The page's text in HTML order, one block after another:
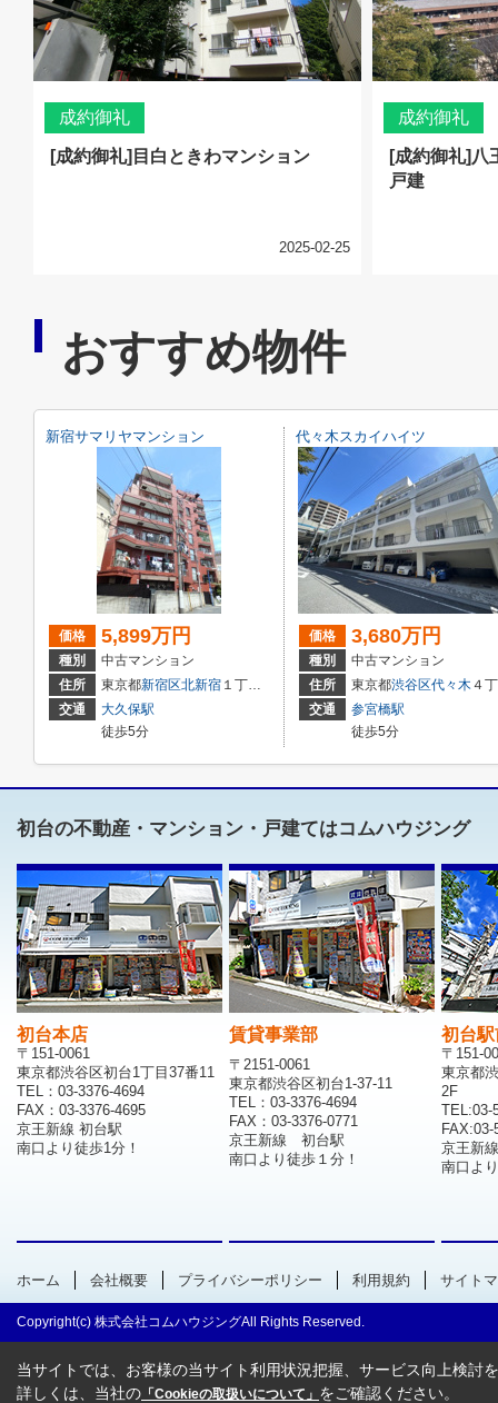
成約御礼
[成約御礼]目白ときわマンション
2025-02-25
成約御礼
[成約御礼]八
戸建
おすすめ物件
新宿サマリヤマンション
価格 5,899万円
種別
中古マンション
住所
東京都新宿区北新宿 １丁目28-15
交通
大久保駅
徒歩5分
代々木スカイハイツ
価格 3,680万円
種別
中古マンション
住所
東京都渋谷区代々木 ４丁目23-5
交通
参宮橋駅
徒歩5分
初台の不動産・マンション・戸建てはコムハウジング
初台本店
〒151-0061
東京都渋谷区初台1丁目37番11
TEL：03-3376-4694
FAX：03-3376-4695
京王新線 初台駅
南口より徒歩1分！
賃貸事業部
〒2151-0061
東京都渋谷区初台1-37-11
TEL：03-3376-4694
FAX：03-3376-0771
京王新線 初台駅
南口より徒歩１分！
初台
〒151-
東京都
2F
TEL:03-
FAX:03-
京王新
南口よ
ホーム 会社概要 プライバシーポリシー 利用規約 サイト
Copyright(c) 株式会社コムハウジングAll Rights Reserved.
当サイトでは、お客様の当サイト利用状況把握、サービス向上検討
詳しくは、当社の 「Cookieの取扱いについて」 をご確認ください。